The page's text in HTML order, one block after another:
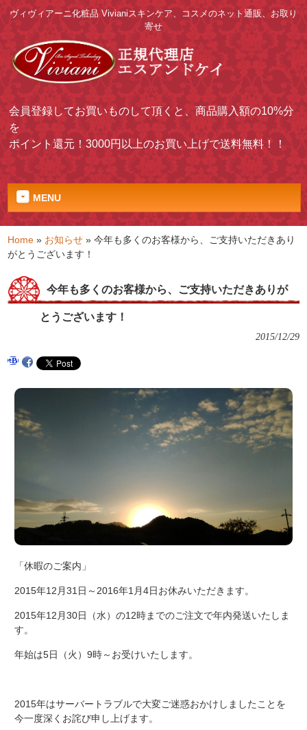
ヴィヴィアーニ化粧品 Vivianiスキンケア、コスメのネット通販、お取り
寄せ
会員登録してお買いものして頂くと、商品購入額の10%分
を
ポイント還元！3000円以上のお買い上げで送料無料！！
MENU
Home » お知らせ »今年も多くのお客様から、ご支持いただきあり
がとうございます！
今年も多くのお客様から、ご支持いただきありが
とうございます！
2015/12/29
「休暇のご案内」
2015年12月31日～2016年1月4日お休みいただきます。
2015年12月30日（水）の12時までのご注文で年内発送いたしま
す。
年始は5日（火）9時～お受けいたします。
2015年はサーバートラブルで大変ご迷惑おかけしましたことを
今一度深くお詫び申し上げます。